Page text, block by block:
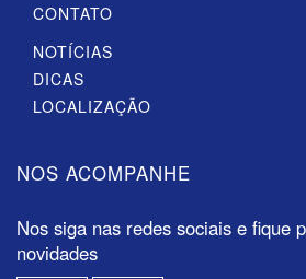
CONTATO
NOTÍCIAS
DICAS
LOCALIZAÇÃO
NOS ACOMPANHE
Nos siga nas redes sociais e fique
novidades